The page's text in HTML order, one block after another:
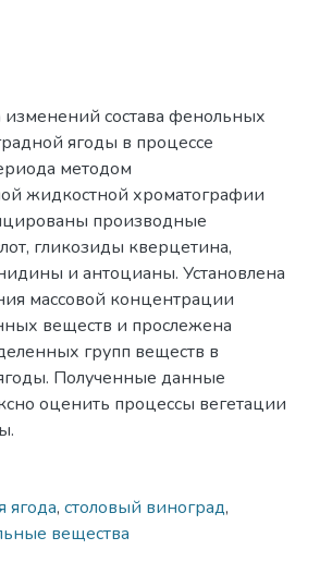
состава фенольных
ягоды в процессе
методом
жидкостной хроматографии
производные
гликозиды кверцетина,
и антоцианы. Установлена
массовой концентрации
веществ и прослежена
групп веществ в
Полученные данные
оценить процессы вегетации
ягода, столовый виноград,
вещества